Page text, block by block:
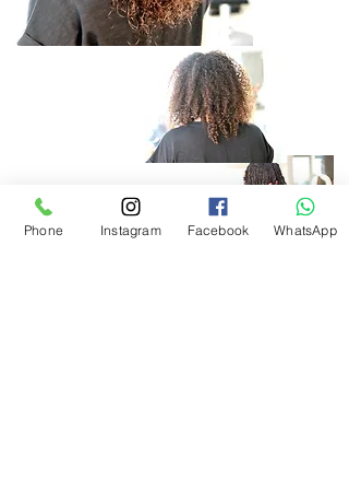
Phone Instagram Facebook WhatsApp